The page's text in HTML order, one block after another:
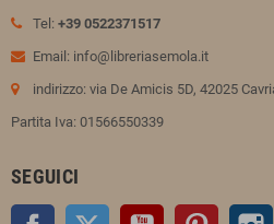
Tel: +39 0522371517
Email: info@libreriasemola.it
indirizzo: via De Amicis 5D, 42025
Partita Iva: 01566550339
SEGUICI
Facebook Twitter YouTube Pinterest